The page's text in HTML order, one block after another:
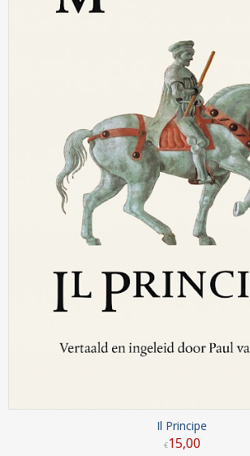
Il Principe
€15,00